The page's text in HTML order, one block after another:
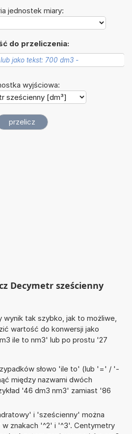
jednostek miary:
do przeliczenia:
wyjściowa:
Decymetr sześcienny
wynik tak szybko, jak to możliwe,
wartość do konwersji jako
ile to nm3' lub po prostu '27
słowo 'ile to' (lub '=' / '-
między nazwami dwóch
'46 dm3 nm3' zamiast '86
i 'sześcienny' można
w znakach '^2' i '^3'. Centymetry